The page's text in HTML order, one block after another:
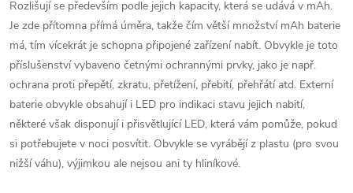
Rozlišují se především podle jejich kapacity, která se udává v mAh.
Je zde přítomna přímá úměra, takže čím větší množství mAh baterie
má, tím vícekrát je schopna připojené zařízení nabít. Obvykle je toto
příslušenství vybaveno četnými ochrannými prvky, jako je např.
ochrana proti přepětí, zkratu, přetížení, přebití, přehřátí atd. Externí
baterie obvykle obsahují i LED pro indikaci stavu jejich nabití,
některé však disponují i přisvětlující LED, která vám pomůže, pokud
si potřebujete v noci posvítit. Obvykle se vyrábějí z plastu (pro svou
nižší váhu), výjimkou ale nejsou ani ty hliníkové.